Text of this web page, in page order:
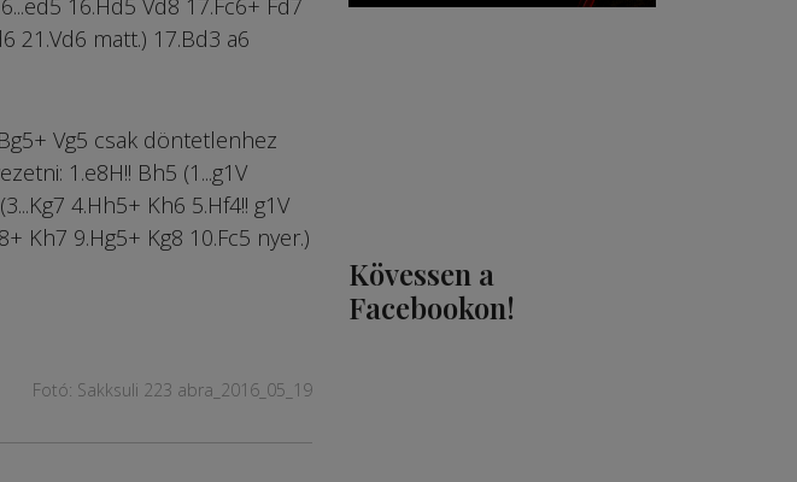
16.Hd5 Vd8 17.Fc6+ Fd7
21.Vd6 matt.) 17.Bd3 a6
Vg5 csak döntetlenhez
1.e8H!! Bh5 (1...g1V
4.Hh5+ Kh6 5.Hf4!! g1V
Kh7 9.Hg5+ Kg8 10.Fc5 nyer.)
Fotó: Sakksuli 223 abra_2016_05_19
Kövessen a
Facebookon!